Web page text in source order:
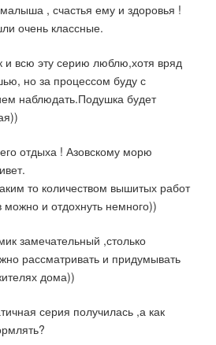
, счастья ему и здоровья !
очень классные.
и всю эту серию люблю,хотя вряд
но за процессом буду с
наблюдать.Подушка будет
отдыха ! Азовскому морю
то количеством вышитых работ
можно и отдохнуть немного))
замечательный ,столько
рассматривать и придумывать
дома))
серия получилась ,а как